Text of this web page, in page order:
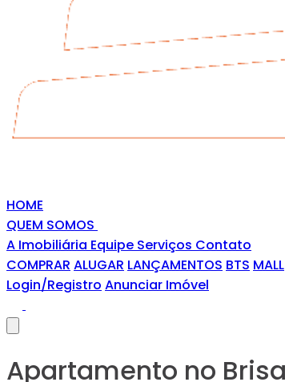
HOME
QUEM SOMOS
A Imobiliária Equipe Serviços Contato
COMPRAR ALUGAR LANÇAMENTOS BTS MALL
Login/Registro Anunciar Imóvel
Apartamento no